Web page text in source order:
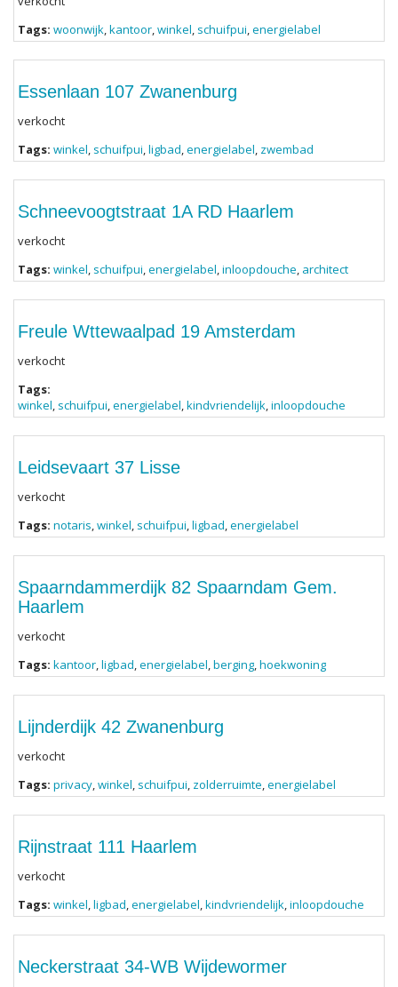
Tags: woonwijk,kantoor,winkel, schuifpui,energielabel
Essenlaan 107 Zwanenburg
verkocht
Tags: winkel, schuifpui,ligbad,energielabel, zwembad
Schneevoogtstraat 1A RD Haarlem
verkocht
Tags: winkel, schuifpui,energielabel,inloopdouche, architect
Freule Wttewaalpad 19 Amsterdam
verkocht
Tags:
winkel, schuifpui,energielabel,kindvriendelijk,inloopdouche
Leidsevaart 37 Lisse
verkocht
Tags: notaris,winkel, schuifpui,ligbad,energielabel
Spaarndammerdijk 82 Spaarndam Gem.
Haarlem
verkocht
Tags: kantoor,ligbad,energielabel,berging,hoekwoning
Lijnderdijk 42 Zwanenburg
verkocht
Tags: privacy,winkel, schuifpui, zolderruimte,energielabel
Rijnstraat 111 Haarlem
verkocht
Tags: winkel,ligbad,energielabel,kindvriendelijk,inloopdouche
Neckerstraat 34-WB Wijdewormer